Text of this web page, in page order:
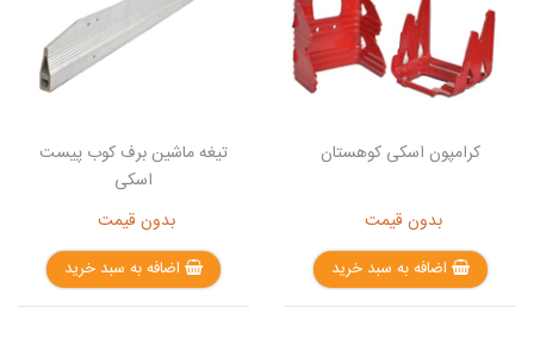
کرامپون اسکی کوهستان
بدون قیمت
اضافه به سبد خرید
تیغه ماشین برف کوب پیست
اسکی
بدون قیمت
اضافه به سبد خرید